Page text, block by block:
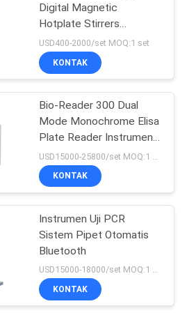
permukaan
Digital Magnetic
Hotplate Stirrers
Instrumen Pengujian Lab
USD400-2000/set MOQ:1 set
KONTAK
Bio-Reader 300 Dual
Mode Monochrome Elisa
Plate Reader Instrumen
Uji PCR Terlihat UV
KONTAK
Instrumen Uji PCR
Sistem Pipet Otomatis
Bluetooth
USD15000-18000/set MOQ:1 set
KONTAK